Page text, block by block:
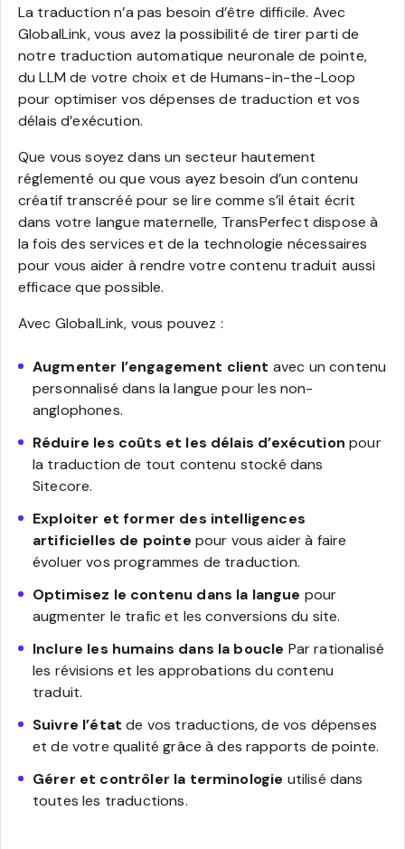
La traduction n’a pas besoin d’être difficile. Avec
GlobalLink, vous avez la possibilité de tirer parti de
notre traduction automatique neuronale de pointe,
du LLM de votre choix et de Humans-in-the-Loop
pour optimiser vos dépenses de traduction et vos
délais d’exécution.
Que vous soyez dans un secteur hautement
réglementé ou que vous ayez besoin d’un contenu
créatif transcréé pour se lire comme s’il était écrit
dans votre langue maternelle, TransPerfect dispose à
la fois des services et de la technologie nécessaires
pour vous aider à rendre votre contenu traduit aussi
efficace que possible.
Avec GlobalLink, vous pouvez :
Augmenter l’engagement client avec un contenu
personnalisé dans la langue pour les non-
anglophones.
Réduire les coûts et les délais d’exécution pour
la traduction de tout contenu stocké dans
Sitecore.
Exploiter et former des intelligences
artificielles de pointe pour vous aider à faire
évoluer vos programmes de traduction.
Optimisez le contenu dans la langue pour
augmenter le trafic et les conversions du site.
Inclure les humains dans la boucle Par rationalisé
les révisions et les approbations du contenu
traduit.
Suivre l’état de vos traductions, de vos dépenses
et de votre qualité grâce à des rapports de pointe.
Gérer et contrôler la terminologie utilisé dans
toutes les traductions.